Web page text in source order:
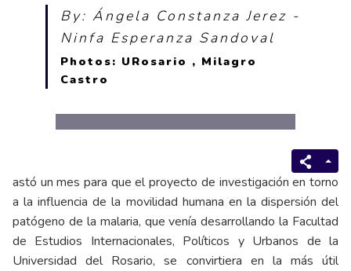
By: Ángela Constanza Jerez -
Ninfa Esperanza Sandoval
Photos: URosario , Milagro
Castro
astó un mes para que el proyecto de investigación en torno
a la influencia de la movilidad humana en la dispersión del
patógeno de la malaria, que venía desarrollando la Facultad
de Estudios Internacionales, Políticos y Urbanos de la
Universidad del Rosario, se convirtiera en la más útil